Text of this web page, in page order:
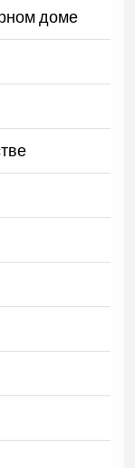
доме